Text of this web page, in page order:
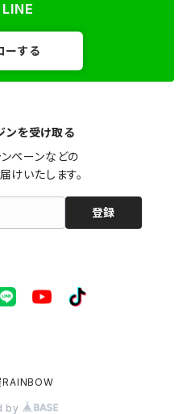
LINE
ーする
ンを受け取る
ペーンなどの
けいたします。
登録
by